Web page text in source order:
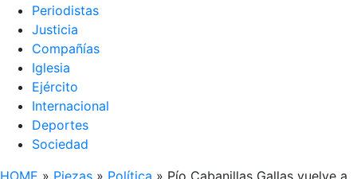
Periodistas
Justicia
Compañías
Iglesia
Ejército
Internacional
Deportes
Sociedad
HOME » Piezas » Política » Pío Cabanillas Gallas vuelve a